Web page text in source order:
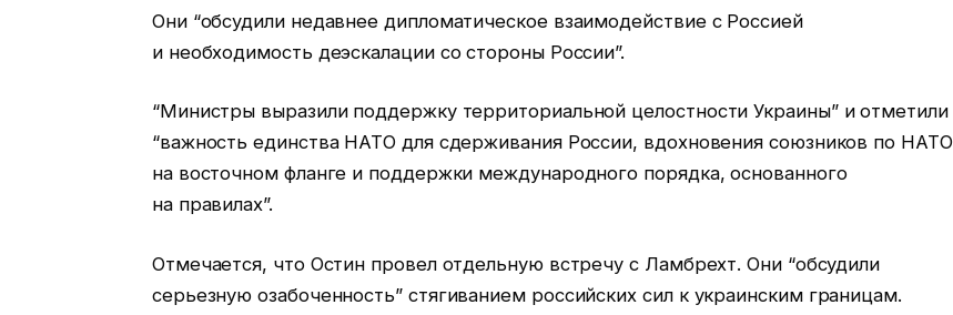
Они “обсудили недавнее дипломатическое взаимодействие с Россией
и необходимость деэскалации со стороны России”.
“Министры выразили поддержку территориальной целостности Украины” и отметили
“важность единства НАТО для сдерживания России, вдохновения союзников по НАТО
на восточном фланге и поддержки международного порядка, основанного
на правилах”.
Отмечается, что Остин провел отдельную встречу с Ламбрехт. Они “обсудили
серьезную озабоченность” стягиванием российских сил к украинским границам.